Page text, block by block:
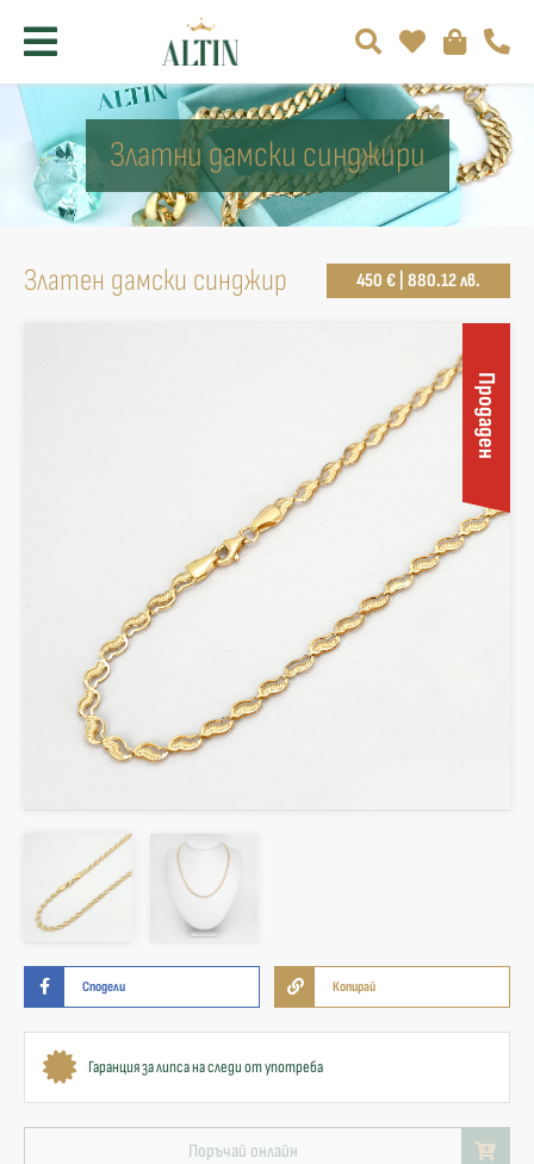
Златни дамски синджири
Златен дамски синджир 450 € | 880.12 лв.
Продаден
Сподели Копирай
Гаранция за липса на следи от употреба
Поръчай онлайн